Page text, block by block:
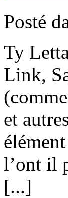
Posté
Ty
Link,
et
l’ont il
[...]